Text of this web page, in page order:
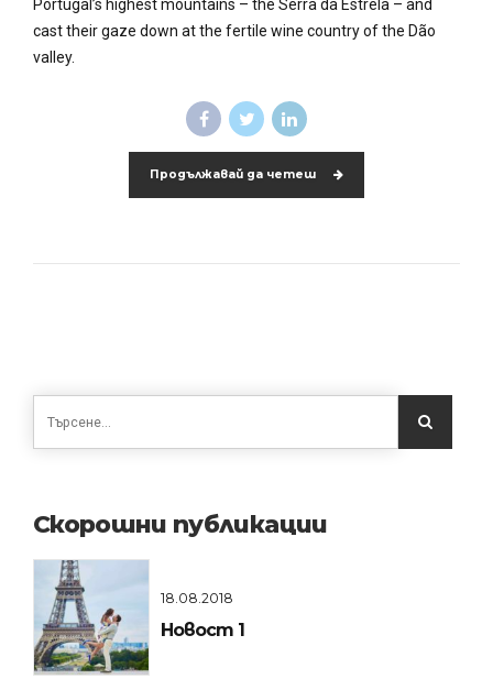
Portugal’s highest mountains – the Serra da Estrela – and
cast their gaze down at the fertile wine country of the Dão
valley.
Продължавай да четеш
Скорошни публикации
18.08.2018
Новост 1